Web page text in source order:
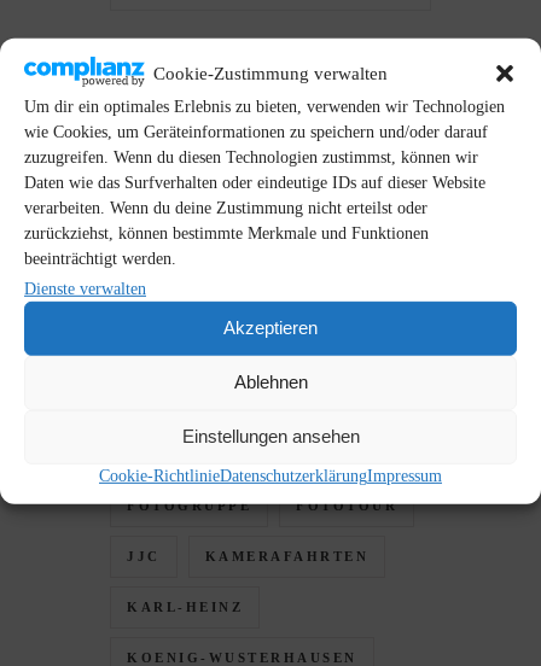
Cookie-Zustimmung verwalten
Um dir ein optimales Erlebnis zu bieten, verwenden wir Technologien
wie Cookies, um Geräteinformationen zu speichern und/oder darauf
zuzugreifen. Wenn du diesen Technologien zustimmst, können wir
Daten wie das Surfverhalten oder eindeutige IDs auf dieser Website
verarbeiten. Wenn du deine Zustimmung nicht erteilst oder
zurückziehst, können bestimmte Merkmale und Funktionen
beeinträchtigt werden.
Dienste verwalten
Akzeptieren
Ablehnen
Einstellungen ansehen
Cookie-RichtlinieDatenschutzerklärungImpressum
SCHLAGWÖRTER
ALTGLIENICKE
BERLIN-MITTE
BRANDENBURG
FOTOGRUPPE FOTOTOUR
JJC KAMERAFAHRTEN
KARL-HEINZ
KOENIG-WUSTERHAUSEN